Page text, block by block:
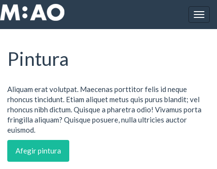
Vés al contingut
Inici Obres
Pintura
Aliquam erat volutpat. Maecenas porttitor felis id neque
rhoncus tincidunt. Etiam aliquet metus quis purus blandit; vel
rhoncus nibh dictum. Quisque a pharetra odio! Vivamus porta
fringilla aliquam? Quisque posuere, nulla ultricies auctor
euismod.
Afegir pintura